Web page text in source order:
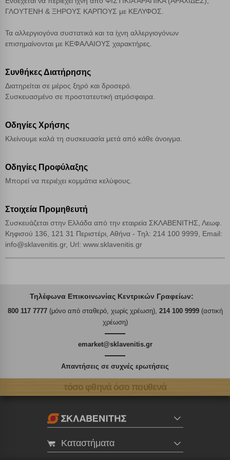
ΓΛΟΥΤΕΝΗ & ΞΗΡΟΥΣ ΚΑΡΠΟΥΣ με ΚΕΛΥΦΟΣ.
Τα αλλεργιογόνα συστατικά και τα ίχνη αλλεργιογόνων
επισημαίνονται με ΚΕΦΑΛΑΙΟΥΣ χαρακτήρες.
Συνθήκες Διατήρησης
Διατηρείται σε μέρος ξηρό και δροσερό.
Συσκευασμένο σε προστατευτική ατμόσφαιρα.
Οδηγίες Χρήσης
Κλείνουμε καλά τη συσκευασία μετά από κάθε άνοιγμα.
Οδηγίες Προφύλαξης
Μπορεί να περιέχει κομμάτια κελύφους.
Στοιχεία Προμηθευτή
Συσκευάζεται στην Ελλάδα από την εταιρεία ΣΚΛΑΒΕΝΙΤΗΣ, Λεωφ.
Κηφισού 136, 121 31 Περιστέρι, Αθήνα - Τηλ: 214 100 9999, Email:
info@sklavenitis.gr, Url: www.sklavenitis.gr
Τηλέφωνα Επικοινωνίας Κεντρικών Γραφείων:
800 117 7777(μόνο από σταθερό, χωρίς χρέωση), 214 100 9999(αστική
χρέωση)
emarket@sklavenitis.gr
Απαντήσεις σε συχνές ερωτήσεις
τόσο φθηνά όσο πουθενά
Καταστήματα
Αποθήκευση ρυθμίσεων
Απόρριψη όλων